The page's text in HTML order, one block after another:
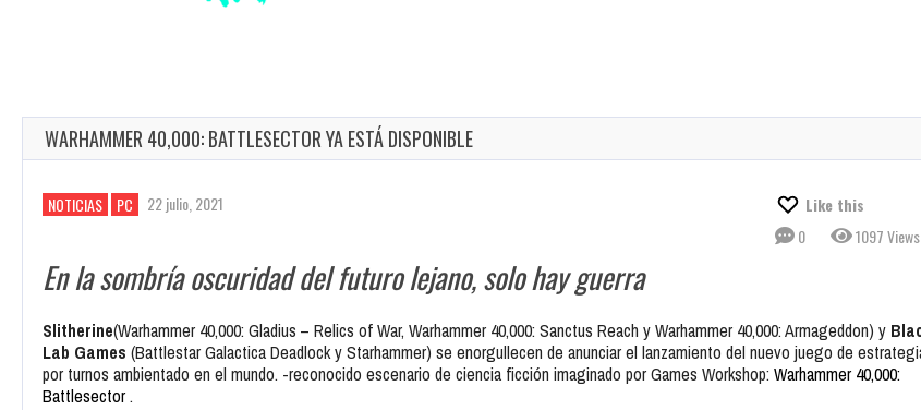
WARHAMMER 40,000: BATTLESECTOR YA ESTÁ DISPONIBLE
NOTICIAS PC 22 julio, 2021
Like this
0
1097 Views
En la sombría oscuridad del futuro lejano, solo hay guerra
Slitherine(Warhammer 40,000: Gladius – Relics of War, Warhammer 40,000: Sanctus Reach y Warhammer 40,000: Armageddon) y
Lab Games (Battlestar Galactica Deadlock y Starhammer) se enorgullecen de anunciar el lanzamiento del nuevo juego de
por turnos ambientado en el mundo. -reconocido escenario de ciencia ficción imaginado por Games Workshop: Warhammer 40,000:
Battlesector.